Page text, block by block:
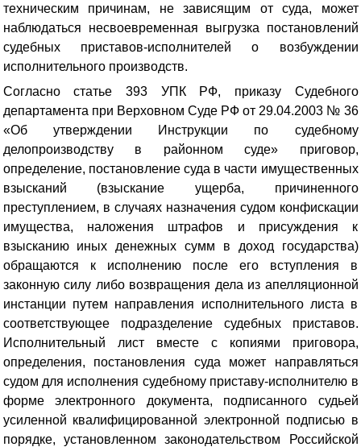
техническим причинам, не зависящим от суда, может
наблюдаться несвоевременная выгрузка постановлений
судебных приставов-исполнителей о возбуждении
исполнительного производств.
Согласно статье 393 УПК РФ, приказу Судебного
департамента при Верховном Суде РФ от 29.04.2003 № 36
«Об утверждении Инструкции по судебному
делопроизводству в районном суде» приговор,
определение, постановление суда в части имущественных
взысканий (взыскание ущерба, причиненного
преступлением, в случаях назначения судом конфискации
имущества, наложения штрафов и присуждения к
взысканию иных денежных сумм в доход государства)
обращаются к исполнению после его вступления в
законную силу либо возвращения дела из апелляционной
инстанции путем направления исполнительного листа в
соответствующее подразделение судебных приставов.
Исполнительный лист вместе с копиями приговора,
определения, постановления суда может направляться
судом для исполнения судебному приставу-исполнителю в
форме электронного документа, подписанного судьей
усиленной квалифицированной электронной подписью в
порядке, установленном законодательством Российской